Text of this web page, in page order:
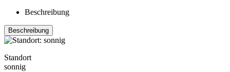
Beschreibung
Beschreibung
Standort
sonnig